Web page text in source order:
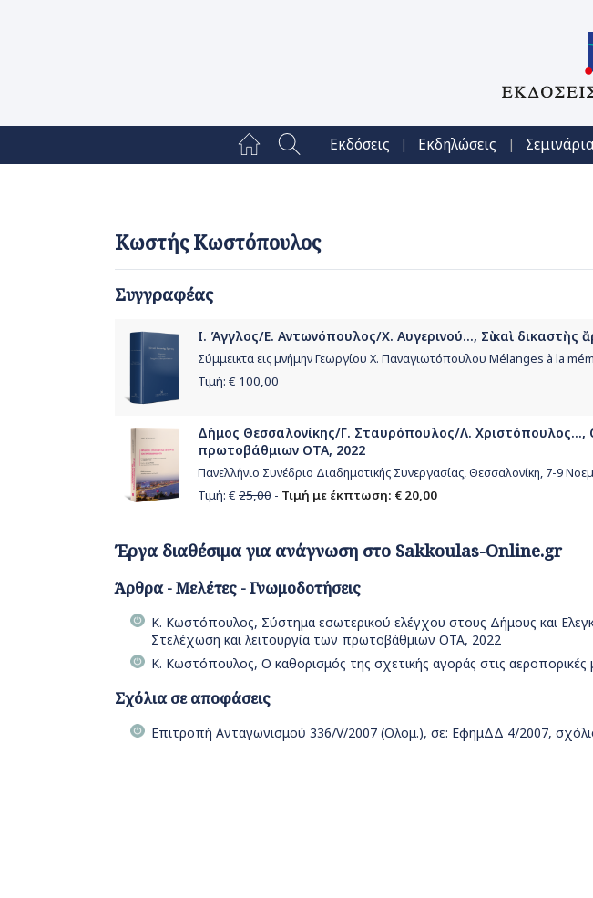
Εκδόσεις | Εκδηλώσεις |
Κωστής Κωστόπουλος
Συγγραφέας
Ι. Άγγλος/Ε. Αντωνόπουλος/Χ. Αυγερινού..., Σὺ καὶ δικαστὴς
Σύμμεικτα εις μνήμην Γεωργίου Χ. Παναγιωτόπουλου Mélanges à la
Τιμή: € 100,00
Δήμος Θεσσαλονίκης/Γ. Σταυρόπουλος/Λ.
πρωτοβάθμιων ΟΤΑ, 2022
Πανελλήνιο Συνέδριο Διαδημοτικής Συνεργασίας, Θεσσαλονίκη, 7-9
Τιμή: € 25,00 - Τιμή με έκπτωση: € 20,00
Έργα διαθέσιμα για ανάγνωση στο Sakkoulas-Online.gr
Άρθρα - Μελέτες - Γνωμοδοτήσεις
Κ. Κωστόπουλος, Σύστημα εσωτερικού ελέγχου στους Δήμους και
Στελέχωση και λειτουργία των πρωτοβάθμιων ΟΤΑ, 2022
Κ. Κωστόπουλος, Ο καθορισμός της σχετικής αγοράς στις
Σχόλια σε αποφάσεις
Επιτροπή Ανταγωνισμού 336/V/2007 (Ολομ.), σε: ΕφημΔΔ 4/2007,